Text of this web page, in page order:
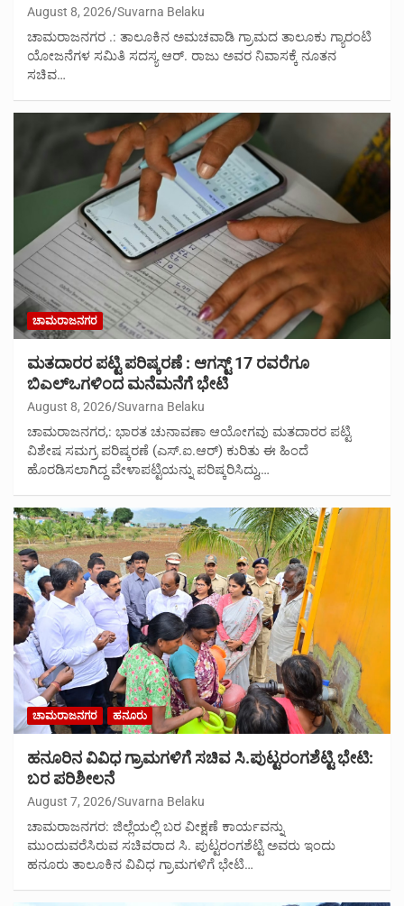
August 8, 2026 Suvarna Belaku
ಚಾಮರಾಜನಗರ .: ತಾಲೂಕಿನ ಅಮಚವಾಡಿ ಗ್ರಾಮದ ತಾಲೂಕು ಗ್ಯಾರಂಟಿ
ಯೋಜನೆಗಳ ಸಮಿತಿ ಸದಸ್ಯ ಆರ್. ರಾಜು ಅವರ ನಿವಾಸಕ್ಕೆ ನೂತನ
ಸಚಿವ…
ಚಾಮರಾಜನಗರ
ಮತದಾರರ ಪಟ್ಟಿ ಪರಿಷ್ಕರಣೆ : ಆಗಸ್ಟ್ 17 ರವರೆಗೂ
ಬಿಎಲ್‍ಒಗಳಿಂದ ಮನೆಮನೆಗೆ ಭೇಟಿ
August 8, 2026 Suvarna Belaku
ಚಾಮರಾಜನಗರ,: ಭಾರತ ಚುನಾವಣಾ ಆಯೋಗವು ಮತದಾರರ ಪಟ್ಟಿ
ವಿಶೇಷ ಸಮಗ್ರ ಪರಿಷ್ಕರಣೆ (ಎಸ್.ಐ.ಆರ್) ಕುರಿತು ಈ ಹಿಂದೆ
ಹೊರಡಿಸಲಾಗಿದ್ದ ವೇಳಾಪಟ್ಟಿಯನ್ನು ಪರಿಷ್ಕರಿಸಿದ್ದು,…
ಚಾಮರಾಜನಗರ ಹನೂರು
ಹನೂರಿನ ವಿವಿಧ ಗ್ರಾಮಗಳಿಗೆ ಸಚಿವ ಸಿ.ಪುಟ್ಟರಂಗಶೆಟ್ಟಿ ಭೇಟಿ:
ಬರ ಪರಿಶೀಲನೆ
August 7, 2026 Suvarna Belaku
ಚಾಮರಾಜನಗರ: ಜಿಲ್ಲೆಯಲ್ಲಿ ಬರ ವೀಕ್ಷಣೆ ಕಾರ್ಯವನ್ನು
ಮುಂದುವರೆಸಿರುವ ಸಚಿವರಾದ ಸಿ. ಪುಟ್ಟರಂಗಶೆಟ್ಟಿ ಅವರು ಇಂದು
ಹನೂರು ತಾಲೂಕಿನ ವಿವಿಧ ಗ್ರಾಮಗಳಿಗೆ ಭೇಟಿ…